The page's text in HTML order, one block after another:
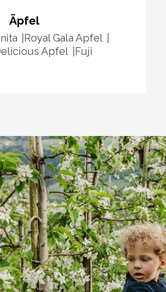
Äpfel
Royal Gala Apfel
Apfel Fuji